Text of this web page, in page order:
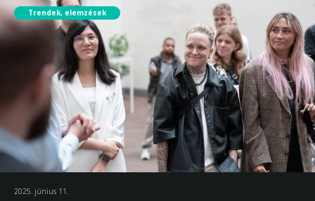
Trendek, elemzések
2025. június 11.